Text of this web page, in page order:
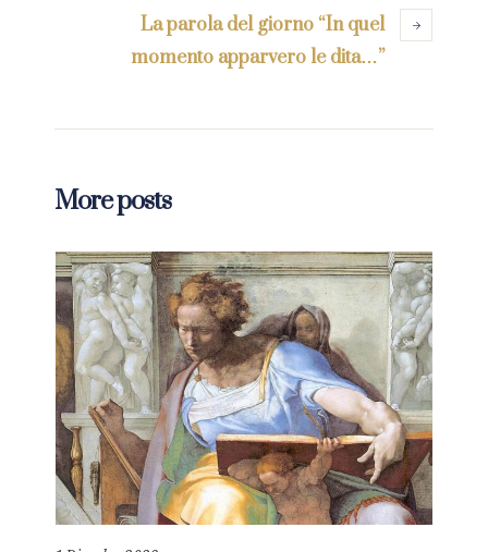
La parola del giorno “In quel
momento apparvero le dita…”
More posts